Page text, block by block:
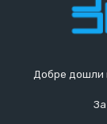
Добре дошли